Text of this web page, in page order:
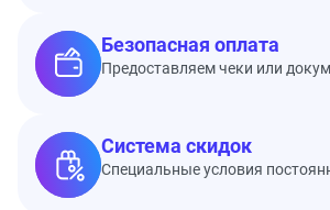
Безопасная оплата
Предоставляем чеки или
Система скидок
Специальные условия